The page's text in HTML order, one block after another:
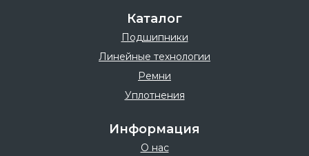
Каталог
Подшипники
Линейные технологии
Ремни
Уплотнения
Информация
О нас